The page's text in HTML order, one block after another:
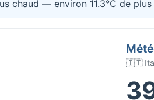
chaud — environ 11.3°C de plus
🇮🇹